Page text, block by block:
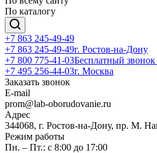
По каталогу
+7 863 245-49-49
+7 863 245-49-49г. Ростов-на-Дону
+7 800 775-41-03Бесплатный
+7 495 256-44-03г. Москва
Заказать звонок
E-mail
prom@lab-oborudovanie.ru
Адрес
344068, г. Ростов-на-Дону, пр. М.
Режим работы
Пн. – Пт.: с 8:00 до 17:00